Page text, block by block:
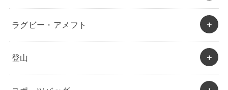
ラグビー・アメフト
登山